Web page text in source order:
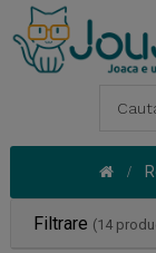
Filtrare (14